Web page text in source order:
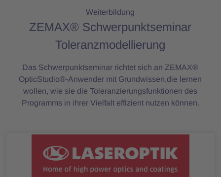
Weiterbildung
ZEMAX® Schwerpunktseminar
Toleranzmodellierung
Das Schwerpunktseminar richtet sich an ZEMAX®
OpticStudio®-Anwender mit Grundwissen,die lernen
wollen, wie sie die Toleranzierungsfunktionen des
Programms in ihrer Vielfalt effizient nutzen können.